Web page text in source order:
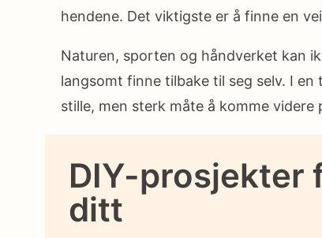
hendene. Det viktigste er å finne en
Naturen, sporten og håndverket kan
langsomt finne tilbake til seg selv. I
stille, men sterk måte å komme videre
DIY-prosjekter
ditt